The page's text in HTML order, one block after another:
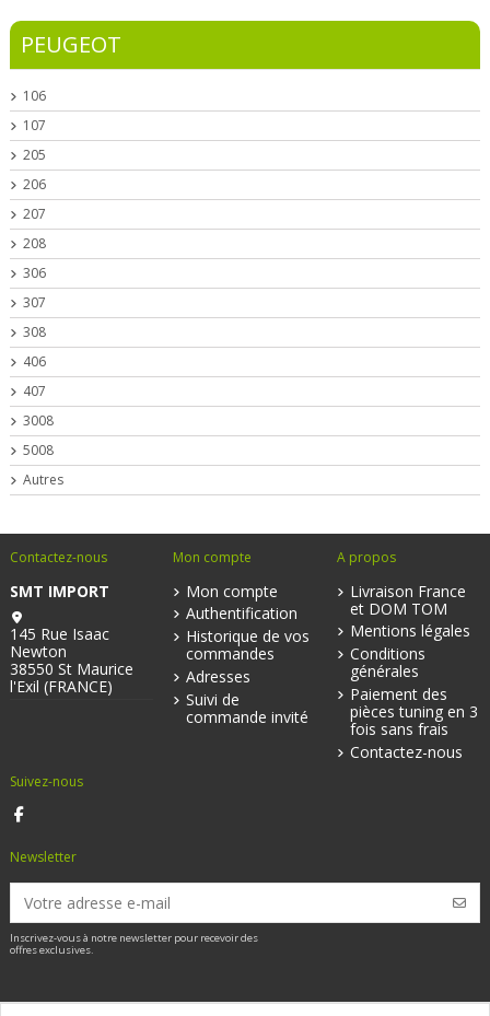
PEUGEOT
106
107
205
206
207
208
306
307
308
406
407
3008
5008
Autres
Contactez-nous
SMT IMPORT
145 Rue Isaac
Newton
38550 St Maurice
l'Exil (FRANCE)
Mon compte
Mon compte
Authentification
Historique de vos
commandes
Adresses
Suivi de
commande invité
A propos
Livraison France
et DOM TOM
Mentions légales
Conditions
générales
Paiement des
pièces tuning en 3
fois sans frais
Contactez-nous
Suivez-nous
Newsletter
Inscrivez-vous à notre newsletter pour recevoir des
offres exclusives.